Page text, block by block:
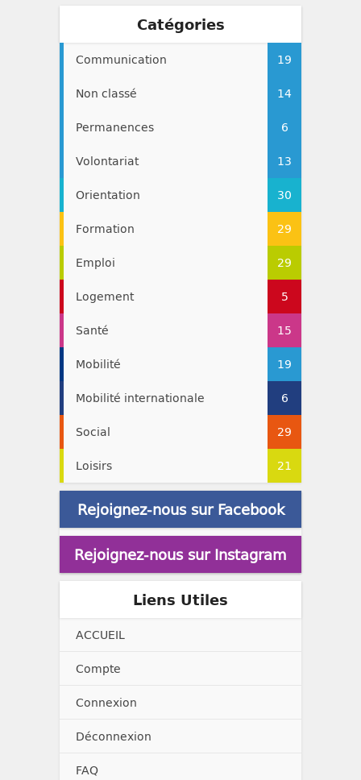
Catégories
Communication
19
Non classé
14
Permanences
6
Volontariat
13
Orientation
30
Formation
29
Emploi
29
Logement
5
Santé
15
Mobilité
19
Mobilité internationale
6
Social
29
Loisirs
21
Rejoignez-nous sur Facebook
Rejoignez-nous sur Instagram
Liens Utiles
ACCUEIL
Compte
Connexion
Déconnexion
FAQ